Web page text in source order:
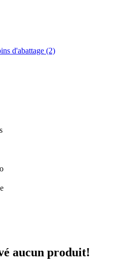
d'abattage (2)
aucun produit!